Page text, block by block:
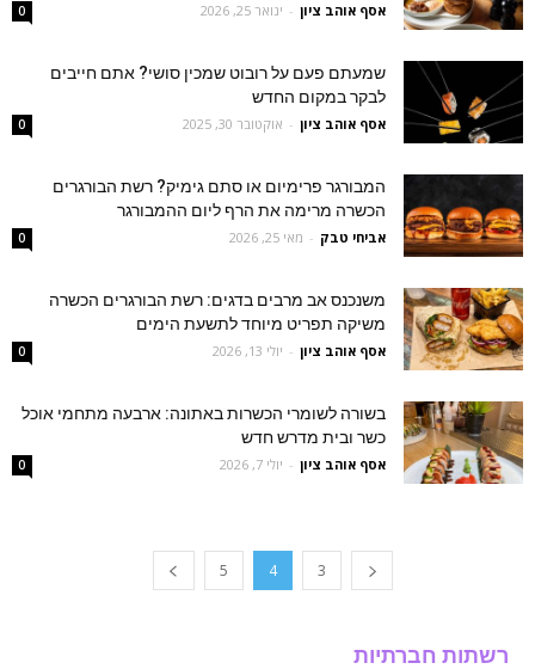
אסף אוהב ציון - ינואר 25, 2026 0
שמעתם פעם על רובוט שמכין סושי? אתם חייבים
לבקר במקום החדש
אסף אוהב ציון - אוקטובר 30, 2025 0
המבורגר פרימיום או סתם גימיק? רשת הבורגרים
הכשרה מרימה את הרף ליום ההמבורגר
אביחי טבק - מאי 25, 2026 0
משנכנס אב מרבים בדגים: רשת הבורגרים הכשרה
משיקה תפריט מיוחד לתשעת הימים
אסף אוהב ציון - יולי 13, 2026 0
בשורה לשומרי הכשרות באתונה: ארבעה מתחמי אוכל
כשר ובית מדרש חדש
אסף אוהב ציון - יולי 7, 2026 0
3
4
5
רשתות חברתיות